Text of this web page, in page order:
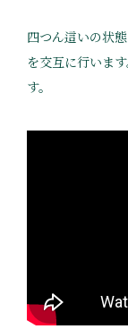
四つん這いの状
を交互に行いま
す。